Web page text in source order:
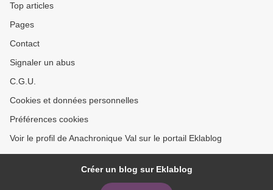
Top articles
Pages
Contact
Signaler un abus
C.G.U.
Cookies et données personnelles
Préférences cookies
Voir le profil de Anachronique Val sur le portail Eklablog
Créer un blog sur Eklablog